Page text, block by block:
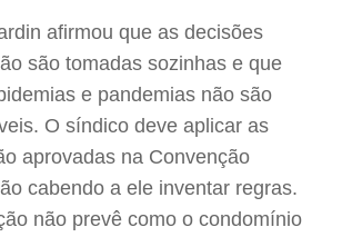
afirmou que as decisões
são tomadas sozinhas e que
e pandemias não são
O síndico deve aplicar as
aprovadas na Convenção
cabendo a ele inventar regras.
não prevê como o condomínio